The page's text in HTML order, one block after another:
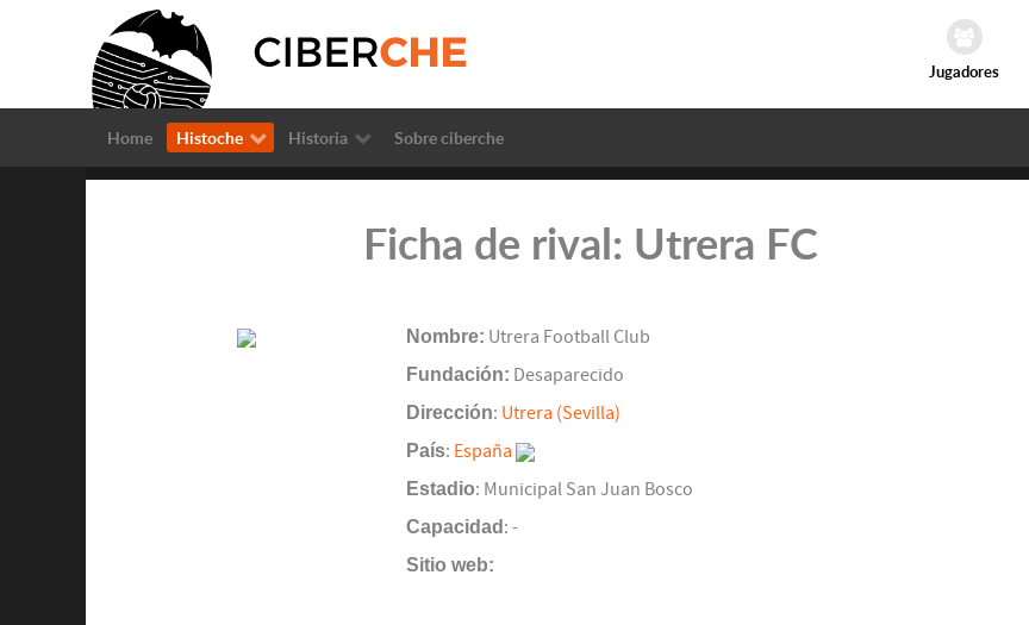
Jugadores
Home Histoche Historia Sobre ciberche
Ficha de rival: Utrera FC
Nombre: Utrera Football Club
Fundación: Desaparecido
Dirección: Utrera (Sevilla)
País: España
Estadio: Municipal San Juan Bosco
Capacidad : -
Sitio web: